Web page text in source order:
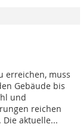
erreichen, muss
Gebäude bis
und
reichen
aktuelle...